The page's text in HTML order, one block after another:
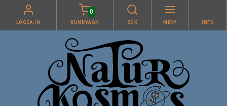
LOGGA IN
0
KUNDVAGN SÖK MENY INFO